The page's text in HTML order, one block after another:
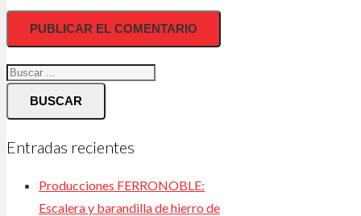
BUSCAR
Entradas recientes
Producciones FERRONOBLE:
Escalera y barandilla de hierro de